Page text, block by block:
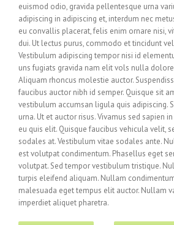
euismod odio, gravida pellentesque urna
adipiscing in adipiscing et, interdum nec
eu convallis placerat, felis enim ornare nisi,
dui. Ut lectus purus, commodo et tincidunt
Vestibulum adipiscing tempor nisi id
uns fugiats gravida nam elit vols nulla
Aliquam rhoncus molestie auctor.
faucibus auctor nibh id semper. Quisque sit
vestibulum accumsan ligula quis adipiscing.
urna. Ut et auctor risus. Vivamus sed sapien
eu quis elit. Quisque faucibus vehicula velit,
sodales at. Vestibulum vitae sodales ante.
est volutpat condimentum. Phasellus eget
volutpat. Sed tempor vestibulum tristique.
turpis eleifend aliquam. Nullam
malesuada eget tempus elit auctor. Nullam
imperdiet aliquet pharetra.